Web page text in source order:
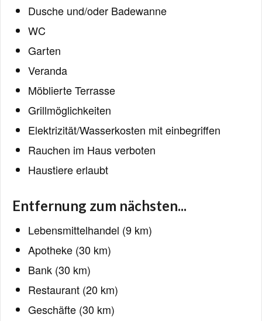
Dusche und/oder Badewanne
WC
Garten
Veranda
Möblierte Terrasse
Grillmöglichkeiten
Elektrizität/Wasserkosten mit einbegriffen
Rauchen im Haus verboten
Haustiere erlaubt
Entfernung zum nächsten...
Lebensmittelhandel (9 km)
Apotheke (30 km)
Bank (30 km)
Restaurant (20 km)
Geschäfte (30 km)